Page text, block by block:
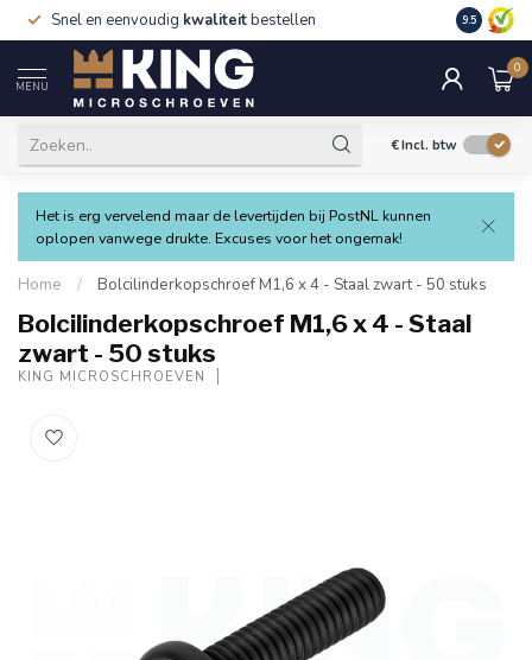
Snel en eenvoudig kwaliteitbestellen 9.5
MENU
0
€Incl. btw
Het is erg vervelend maar de levertijden bij PostNL kunnen
oplopen vanwege drukte. Excuses voor het ongemak!
Home / Bolcilinderkopschroef M1,6 x 4 - Staal zwart - 50 stuks
Bolcilinderkopschroef M1,6 x 4 - Staal
zwart - 50 stuks
KING MICROSCHROEVEN